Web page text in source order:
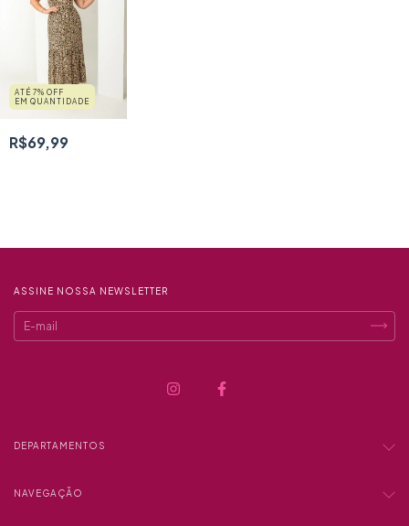
ATÉ 7% OFF
EM QUANTIDADE
R$69,99
ASSINE NOSSA NEWSLETTER
DEPARTAMENTOS
NAVEGAÇÃO